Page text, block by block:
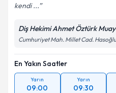
Metni'ni okudum ve
kapsamda
Takvim
kendi ...
Diş Hekimi Ahmet Öztürk
Cumhuriyet Mah. Millet Cad.
En Yakın Saatler
Yarın
09:00
Yarın
09:30